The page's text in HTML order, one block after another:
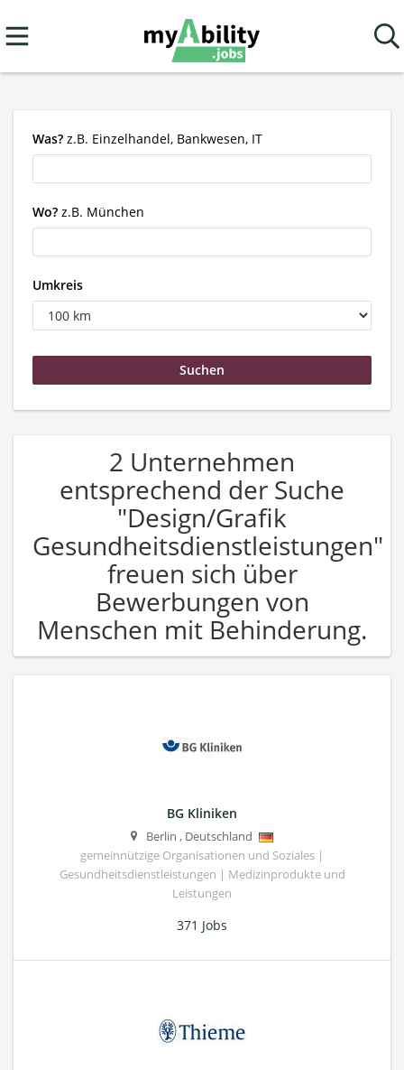
Was? z.B. Einzelhandel, Bankwesen, IT
Wo? z.B. München
Umkreis
2 Unternehmen
entsprechend der Suche
"Design/Grafik
Gesundheitsdienstleistungen"
freuen sich über
Bewerbungen von
Menschen mit Behinderung.
BG Kliniken
Berlin , Deutschland
gemeinnützige Organisationen und Soziales |
Gesundheitsdienstleistungen | Medizinprodukte und
Leistungen
371 Jobs